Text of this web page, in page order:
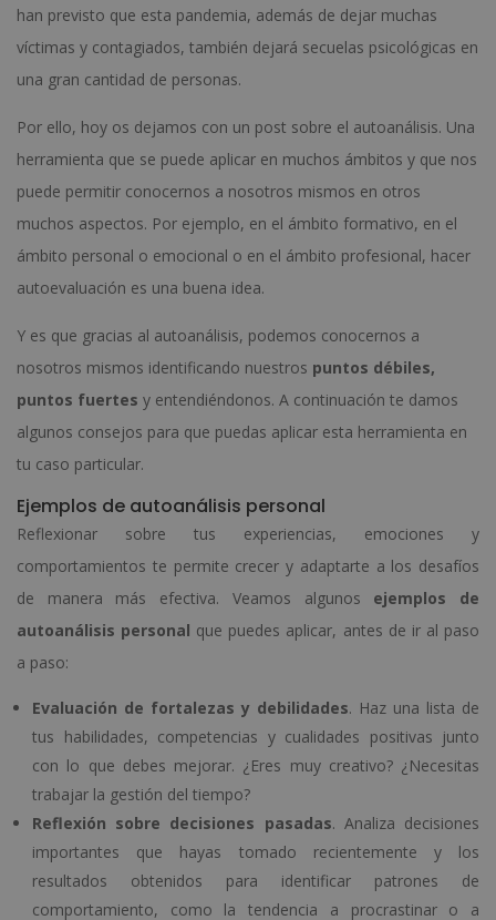
han previsto que esta pandemia, además de dejar muchas
víctimas y contagiados, también dejará secuelas psicológicas en
una gran cantidad de personas.
Por ello, hoy os dejamos con un post sobre el autoanálisis. Una
herramienta que se puede aplicar en muchos ámbitos y que nos
puede permitir conocernos a nosotros mismos en otros
muchos aspectos. Por ejemplo, en el ámbito formativo, en el
ámbito personal o emocional o en el ámbito profesional, hacer
autoevaluación es una buena idea.
Y es que gracias al autoanálisis, podemos conocernos a
nosotros mismos identificando nuestros puntos débiles,
puntos fuertes y entendiéndonos. A continuación te damos
algunos consejos para que puedas aplicar esta herramienta en
tu caso particular.
Ejemplos de autoanálisis personal
Reflexionar sobre tus experiencias, emociones y
comportamientos te permite crecer y adaptarte a los desafíos
de manera más efectiva. Veamos algunos ejemplos de
autoanálisis personal que puedes aplicar, antes de ir al paso
a paso:
Evaluación de fortalezas y debilidades. Haz una lista de
tus habilidades, competencias y cualidades positivas junto
con lo que debes mejorar. ¿Eres muy creativo? ¿Necesitas
trabajar la gestión del tiempo?
Reflexión sobre decisiones pasadas. Analiza decisiones
importantes que hayas tomado recientemente y los
resultados obtenidos para identificar patrones de
comportamiento, como la tendencia a procrastinar o a